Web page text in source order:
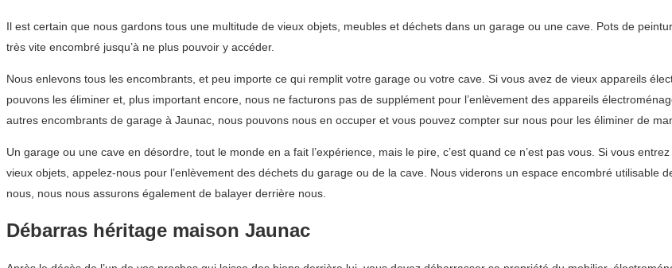
Il est certain que nous gardons tous une multitude de vieux objets, meubles et déchets dans un garage ou une cave. Pots de
très vite encombré jusqu’à ne plus pouvoir y accéder.
Nous enlevons tous les encombrants, et peu importe ce qui remplit votre garage ou votre cave. Si vous avez de vieux appareils
pouvons les éliminer et, plus important encore, nous ne facturons pas de supplément pour l’enlèvement des appareils
autres encombrants de garage à Jaunac, nous pouvons nous en occuper et vous pouvez compter sur nous pour les éliminer de
Un garage ou une cave en désordre, tout le monde en a fait l’expérience, mais le pire, c’est quand ce n’est pas vous. Si vous
vieux objets, appelez-nous pour l’enlèvement des déchets du garage ou de la cave. Nous viderons un espace encombré utilisable
nous, nous nous assurons également de balayer derrière nous.
Débarras héritage maison Jaunac